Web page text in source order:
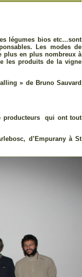
légumes bios etc…sont
Les modes de
plus en plus nombreux à
les produits de la vigne
» de Bruno Sauvard
producteurs qui ont tout
d’Empurany à St